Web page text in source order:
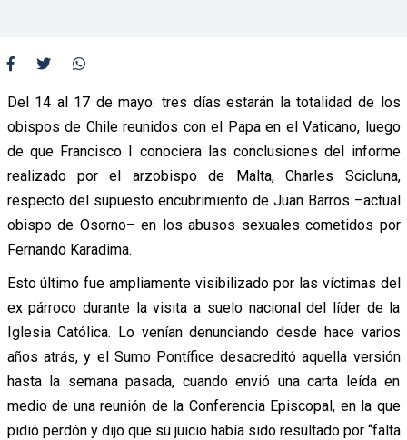
Del 14 al 17 de mayo: tres días estarán la totalidad de los
obispos de Chile reunidos con el Papa en el Vaticano, luego
de que Francisco I conociera las conclusiones del informe
realizado por el arzobispo de Malta, Charles Scicluna,
respecto del supuesto encubrimiento de Juan Barros –actual
obispo de Osorno– en los abusos sexuales cometidos por
Fernando Karadima.
Esto último fue ampliamente visibilizado por las víctimas del
ex párroco durante la visita a suelo nacional del líder de la
Iglesia Católica. Lo venían denunciando desde hace varios
años atrás, y el Sumo Pontífice desacreditó aquella versión
hasta la semana pasada, cuando envió una carta leída en
medio de una reunión de la Conferencia Episcopal, en la que
pidió perdón y dijo que su juicio había sido resultado por “falta